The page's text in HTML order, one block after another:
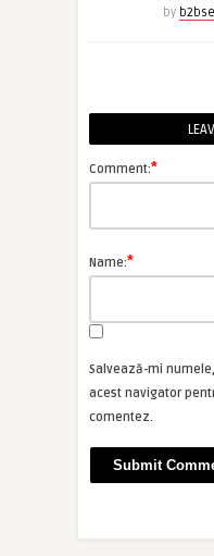
by
Comment:*
Name:*
Salvează-mi
acest navigator
comentez.